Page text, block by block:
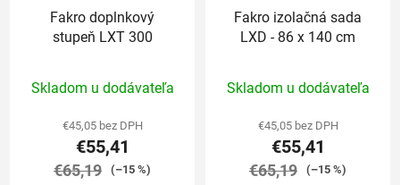
Fakro doplnkový
stupeň LXT 300
hodnotenie
produktu
je
5,0
Skladom u dodávateľa
€45,05 bez DPH
€55,41
€65,19 (–15 %)
Fakro izolačná sada
LXD - 86 x 140 cm
hodnotenie
produktu
je
5,0
Skladom u dodávateľa
€45,05 bez DPH
€55,41
€65,19 (–15 %)